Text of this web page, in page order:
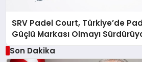
SRV Padel Court, Türkiye’de
Güçlü Markası Olmayı
Son Dakika